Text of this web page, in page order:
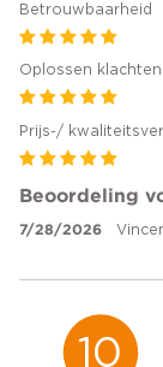
Betrouwbaarheid
Oplossen klachten
Prijs-/
Beoordeling
7/28/2026
10